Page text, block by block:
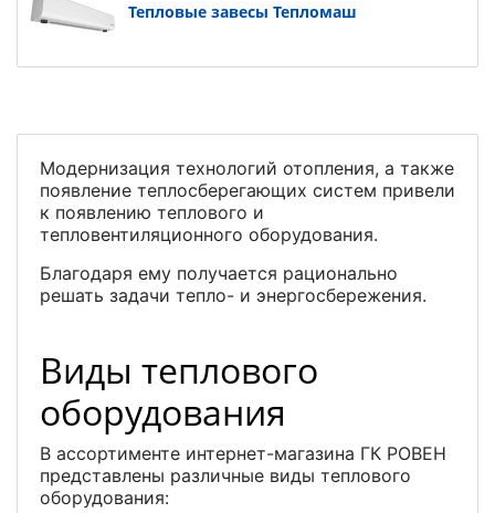
Тепловые завесы Тепломаш
Модернизация технологий отопления, а также
появление теплосберегающих систем привели
к появлению теплового и
тепловентиляционного оборудования.
Благодаря ему получается рационально
решать задачи тепло- и энергосбережения.
Виды теплового
оборудования
В ассортименте интернет-магазина ГК РОВЕН
представлены различные виды теплового
оборудования: